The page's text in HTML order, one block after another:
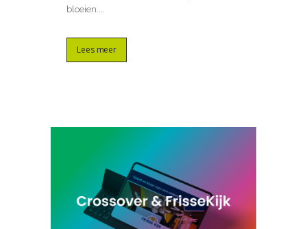
bloeien....
Lees meer